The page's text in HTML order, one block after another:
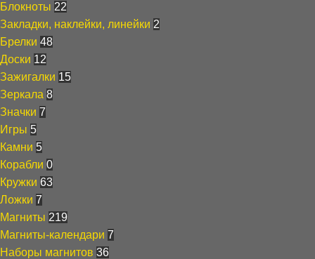
Блокноты 22
Закладки, наклейки, линейки 2
Брелки 48
Доски 12
Зажигалки 15
Зеркала 8
Значки 7
Игры 5
Камни 5
Корабли 0
Кружки 63
Ложки 7
Магниты 219
Магниты-календари 7
Наборы магнитов 36